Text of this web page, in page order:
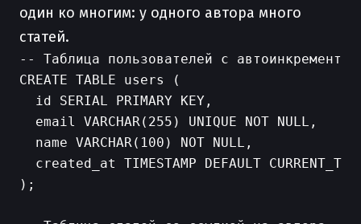
один ко многим: у одного автора много
статей.
-- Таблица пользователей с
CREATE TABLE users (
  id SERIAL PRIMARY KEY,
  email VARCHAR(255) UNIQUE NOT NULL,
  name VARCHAR(100) NOT NULL,
created_at TIMESTAMP DEFAULT
);